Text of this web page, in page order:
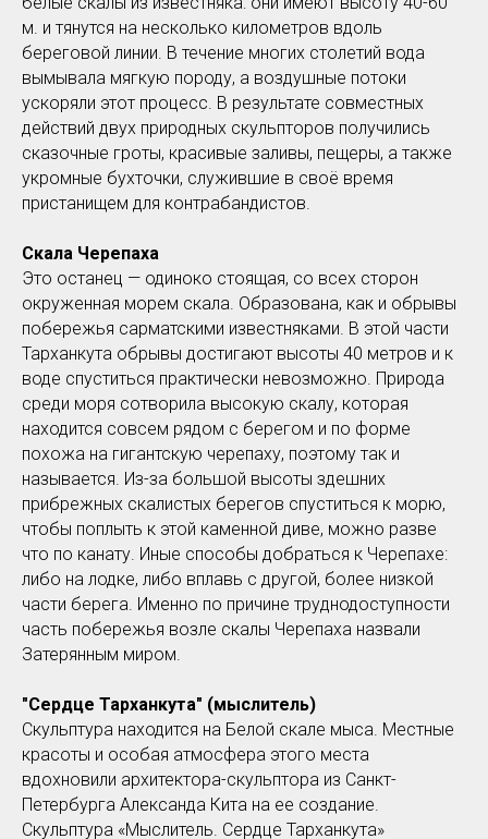
м. и тянутся на несколько километров вдоль
береговой линии. В течение многих столетий вода
вымывала мягкую породу, а воздушные потоки
ускоряли этот процесс. В результате совместных
действий двух природных скульпторов получились
сказочные гроты, красивые заливы, пещеры, а также
укромные бухточки, служившие в своё время
пристанищем для контрабандистов.
Скала Черепаха
Это останец — одиноко стоящая, со всех сторон
окруженная морем скала. Образована, как и обрывы
побережья сарматскими известняками. В этой части
Тарханкута обрывы достигают высоты 40 метров и к
воде спуститься практически невозможно. Природа
среди моря сотворила высокую скалу, которая
находится совсем рядом с берегом и по форме
похожа на гигантскую черепаху, поэтому так и
называется. Из-за большой высоты здешних
прибрежных скалистых берегов спуститься к морю,
чтобы поплыть к этой каменной диве, можно разве
что по канату. Иные способы добраться к Черепахе:
либо на лодке, либо вплавь с другой, более низкой
части берега. Именно по причине труднодоступности
часть побережья возле скалы Черепаха назвали
Затерянным миром.
"Сердце Тарханкута" (мыслитель)
Скульптура находится на Белой скале мыса. Местные
красоты и особая атмосфера этого места
вдохновили архитектора-скульптора из Санкт-
Петербурга Александа Кита на ее создание.
Скульптура «Мыслитель. Сердце Тарханкута»